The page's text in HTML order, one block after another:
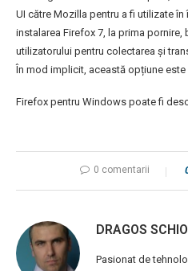
UI către Mozilla pentru a fi utilizate
instalarea Firefox 7, la prima pornire,
utilizatorului pentru colectarea și
În mod implicit, această opțiune este
Firefox pentru Windows poate fi
0 comentarii
DRAGOS
Pasionat de